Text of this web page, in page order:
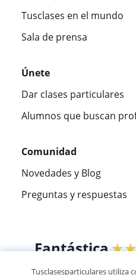
Tusclases en el mundo
Sala de prensa
Únete
Dar clases particulares
Alumnos que buscan
Comunidad
Novedades y Blog
Preguntas y respuestas
Fantástica
Tusclasesparticulares utiliza